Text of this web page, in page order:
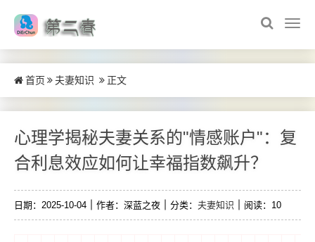
首页 夫妻知识 正文
心理学揭秘夫妻关系的"情感账户"：复
合利息效应如何让幸福指数飙升？
日期：2025-10-04 作者：深蓝之夜 分类： 夫妻知识 阅读：10